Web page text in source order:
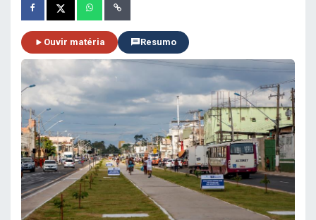
Ouvir matéria Resumo